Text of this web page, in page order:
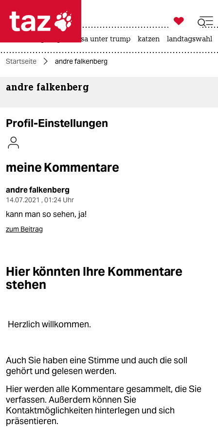
 taz zahl ich
taz zahl ich
themen
kultur
sport
berlin
verlag
veranstaltungen
fragen & hilfe
unterstützen
abo
genossenschaft

taz zahl ich
usa unter trump katzen landtagswahl
Startseite andre falkenberg
andre falkenberg
Profil-Einstellungen
meine Kommentare
andre falkenberg
14.07.2021 , 01:24 Uhr
kann man so sehen, ja!
zum Beitrag
Hier könnten Ihre Kommentare
stehen
Herzlich willkommen.
Auch Sie haben eine Stimme und auch die soll
gehört und gelesen werden.
Hier werden alle Kommentare gesammelt, die Sie
verfassen. Außerdem können Sie
Kontaktmöglichkeiten hinterlegen und sich
präsentieren.